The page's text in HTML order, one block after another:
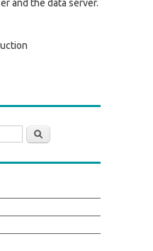
and the data server.
Search